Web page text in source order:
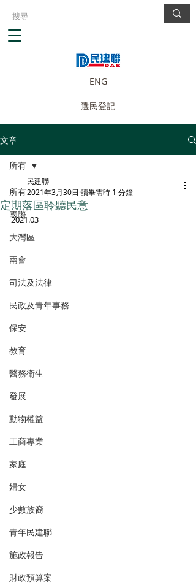
ENG
選民登記
文章
所有
國際
大灣區
兩會
司法及法律
民政及青年事務
保安
教育
醫務衛生
發展
動物權益
工商專業
家庭
婦女
少數族裔
青年民建聯
施政報告
財政預算案
所有
定期落區聆聽民意
民建聯
2021年3月30日 讀畢需時 1 分鐘
2021.03